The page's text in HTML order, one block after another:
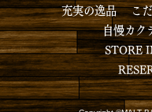
充実の逸品
こ
自慢カク
STORE